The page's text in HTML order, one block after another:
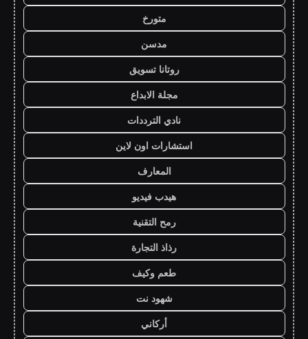
متورخ
مدسن
روتانا تسويق
مجلة الابداع
نادي الترددات
استشارات اون لاين
المعارف
هيدب فيديو
رمح التقنية
رذاذ التجارة
طعم وكيف
شهود نت
أركاني